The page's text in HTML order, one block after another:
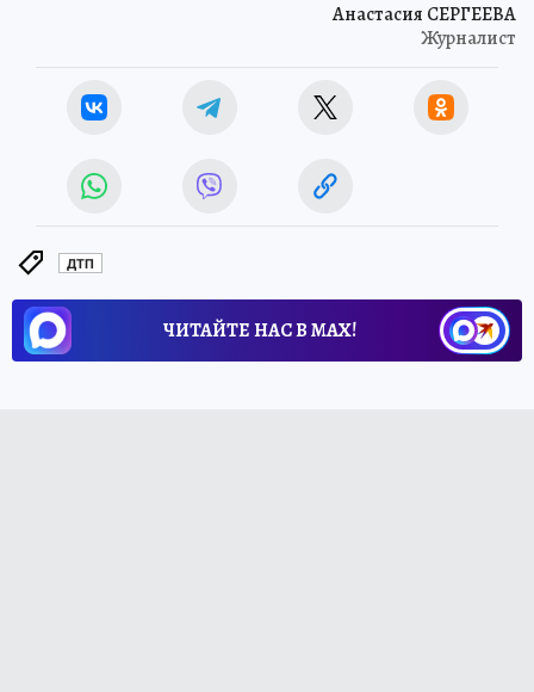
Анастасия СЕРГЕЕВА
Журналист
ДТП
ЧИТАЙТЕ НАС В МАХ!